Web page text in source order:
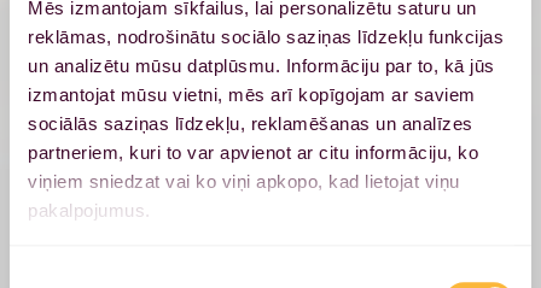
Mēs izmantojam sīkfailus, lai personalizētu saturu un
reklāmas, nodrošinātu sociālo saziņas līdzekļu funkcijas
un analizētu mūsu datplūsmu. Informāciju par to, kā jūs
izmantojat mūsu vietni, mēs arī kopīgojam ar saviem
sociālās saziņas līdzekļu, reklamēšanas un analīzes
partneriem, kuri to var apvienot ar citu informāciju, ko
viņiem sniedzat vai ko viņi apkopo, kad lietojat viņu
pakalpojumus.
Pateicoties numura zīmju atpazīšanas sistēmai,
laika uzskaite stāvvietā sākas automātiski.
Stundas maksa 3 EUR, diennakts 21 EUR. Kad esi
gatavs doties prom, vienkārši samaksā
izmantojot Snabb vai Mobilly lietotnes, vai
norēķinies maksājumu automātā, kas atrodas
stāvvietā.